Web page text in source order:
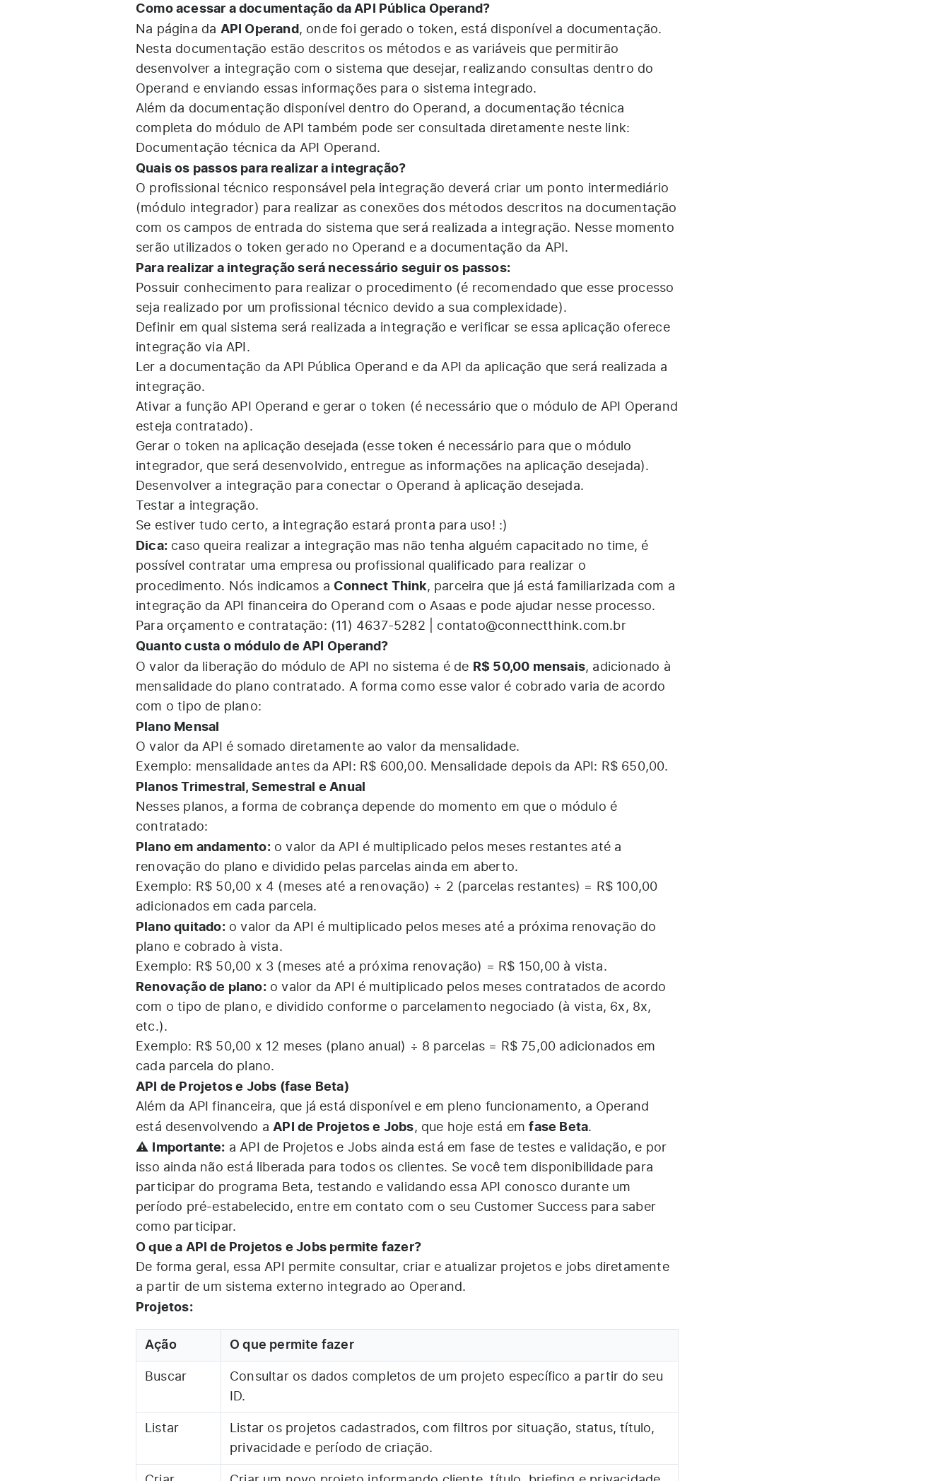
Como acessar a documentação da API Pública Operand?
Na página da API Operand, onde foi gerado o token, está disponível a documentação.
Nesta documentação estão descritos os métodos e as variáveis que permitirão
desenvolver a integração com o sistema que desejar, realizando consultas dentro do
Operand e enviando essas informações para o sistema integrado.
Além da documentação disponível dentro do Operand, a documentação técnica
completa do módulo de API também pode ser consultada diretamente neste link:
Documentação técnica da API Operand.
Quais os passos para realizar a integração?
O profissional técnico responsável pela integração deverá criar um ponto intermediário
(módulo integrador) para realizar as conexões dos métodos descritos na documentação
com os campos de entrada do sistema que será realizada a integração. Nesse momento
serão utilizados o token gerado no Operand e a documentação da API.
Para realizar a integração será necessário seguir os passos:
Possuir conhecimento para realizar o procedimento (é recomendado que esse processo
seja realizado por um profissional técnico devido a sua complexidade).
Definir em qual sistema será realizada a integração e verificar se essa aplicação oferece
integração via API.
Ler a documentação da API Pública Operand e da API da aplicação que será realizada a
integração.
Ativar a função API Operand e gerar o token (é necessário que o módulo de API Operand
esteja contratado).
Gerar o token na aplicação desejada (esse token é necessário para que o módulo
integrador, que será desenvolvido, entregue as informações na aplicação desejada).
Desenvolver a integração para conectar o Operand à aplicação desejada.
Testar a integração.
Se estiver tudo certo, a integração estará pronta para uso! :)
Dica: caso queira realizar a integração mas não tenha alguém capacitado no time, é
possível contratar uma empresa ou profissional qualificado para realizar o
procedimento. Nós indicamos a Connect Think, parceira que já está familiarizada com a
integração da API financeira do Operand com o Asaas e pode ajudar nesse processo.
Para orçamento e contratação: (11) 4637-5282 contato@connectthink.com.br
Quanto custa o módulo de API Operand?
O valor da liberação do módulo de API no sistema é de R$ 50,00 mensais, adicionado à
mensalidade do plano contratado. A forma como esse valor é cobrado varia de acordo
com o tipo de plano:
Plano Mensal
O valor da API é somado diretamente ao valor da mensalidade.
Exemplo: mensalidade antes da API: R$ 600,00. Mensalidade depois da API: R$ 650,00.
Planos Trimestral, Semestral e Anual
Nesses planos, a forma de cobrança depende do momento em que o módulo é
contratado:
Plano em andamento:o valor da API é multiplicado pelos meses restantes até a
renovação do plano e dividido pelas parcelas ainda em aberto.
Exemplo: R$ 50,00 x 4 (meses até a renovação) ÷ 2 (parcelas restantes) = R$ 100,00
adicionados em cada parcela.
Plano quitado:o valor da API é multiplicado pelos meses até a próxima renovação do
plano e cobrado à vista.
Exemplo: R$ 50,00 x 3 (meses até a próxima renovação) = R$ 150,00 à vista.
Renovação de plano:o valor da API é multiplicado pelos meses contratados de acordo
com o tipo de plano, e dividido conforme o parcelamento negociado (à vista, 6x, 8x,
etc.).
Exemplo: R$ 50,00 x 12 meses (plano anual) ÷ 8 parcelas = R$ 75,00 adicionados em
cada parcela do plano.
API de Projetos e Jobs (fase Beta)
Além da API financeira, que já está disponível e em pleno funcionamento, a Operand
está desenvolvendo aAPI de Projetos e Jobs, que hoje está emfase Beta.
⚠️ Importante: a API de Projetos e Jobs ainda está em fase de testes e validação, e por
isso ainda não está liberada para todos os clientes. Se você tem disponibilidade para
participar do programa Beta, testando e validando essa API conosco durante um
período pré-estabelecido, entre em contato com o seu Customer Success para saber
como participar.
O que a API de Projetos e Jobs permite fazer?
De forma geral, essa API permite consultar, criar e atualizar projetos e jobs diretamente
a partir de um sistema externo integrado ao Operand.
Projetos:
Ação O que permite fazer
Buscar
Consultar os dados completos de um projeto específico a partir do seu
ID.
Listar
Listar os projetos cadastrados, com filtros por situação, status, título,
privacidade e período de criação.